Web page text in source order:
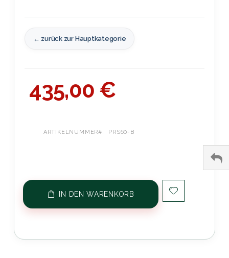
← zurück zur Hauptkategorie
435,00 €
ARTIKELNUMMER PRS60-B
IN DEN WARENKORB